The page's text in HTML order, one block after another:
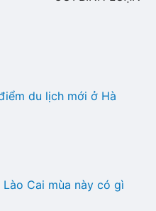
du lịch mới ở Hà
Lào Cai mùa này có gì